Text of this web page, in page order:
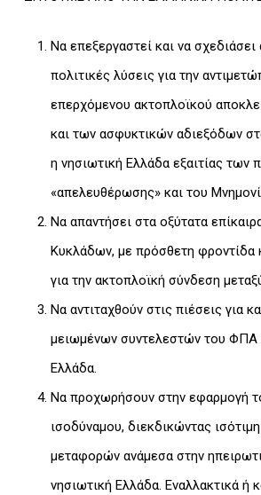
Να επεξεργαστεί και να σχεδιάσει
πολιτικές λύσεις για την
επερχόμενου ακτοπλοϊκού
και των ασφυκτικών αδιεξόδων
η νησιωτική Ελλάδα εξαιτίας των
«απελευθέρωσης» και του
Να απαντήσει στα οξύτατα
Κυκλάδων, με πρόσθετη φροντίδα
για την ακτοπλοϊκή σύνδεση
Να αντιταχθούν στις πιέσεις για
μειωμένων συντελεστών του ΦΠΑ
Ελλάδα.
Να προχωρήσουν στην εφαρμογή
ισοδύναμου, διεκδικώντας
μεταφορών ανάμεσα στην
νησιωτική Ελλάδα. Εναλλακτικά ή